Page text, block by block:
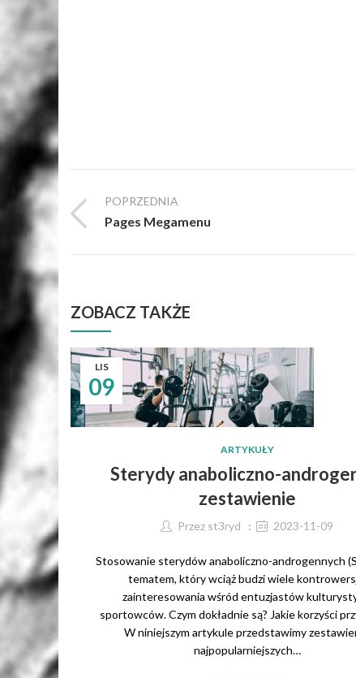
POPRZEDNIA
Pages Megamenu
ZOBACZ TAKŻE
09
LIS
ARTYKUŁY
Sterydy anaboliczno-
zestawienie
Przez st3ryd 2023-11-09
Stosowanie sterydów anaboliczno-androgennych
tematem, który wciąż budzi wiele
zainteresowania wśród entuzjastów
sportowców. Czym dokładnie są? Jakie korzyści
W niniejszym artykule przedstawimy
najpopularniejszych…